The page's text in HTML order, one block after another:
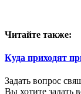
Читайте также:
Куда приходят
Задать вопрос
Вы хотите задать